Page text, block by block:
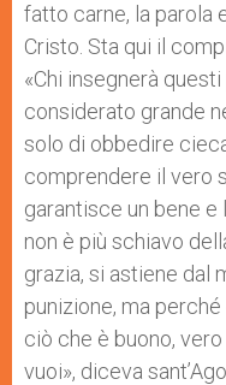
fatto carne, la parola
Cristo. Sta qui il
«Chi insegnerà
considerato grande
solo di obbedire
comprendere il vero
garantisce un bene e
non è più schiavo
grazia, si astiene dal
punizione, ma
ciò che è buono,
vuoi», diceva